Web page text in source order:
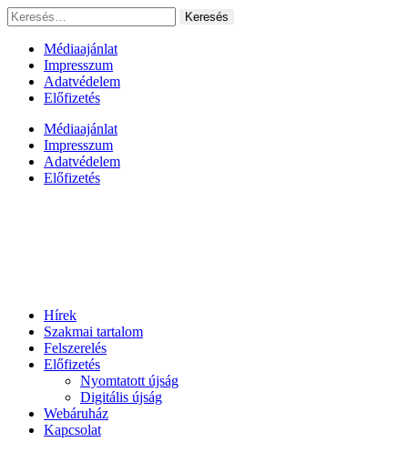
Ugrás
a
tartalomhoz
Keresés:
Médiaajánlat
Impresszum
Adatvédelem
Előfizetés
Médiaajánlat
Impresszum
Adatvédelem
Előfizetés
Hírek
Szakmai tartalom
Felszerelés
Előfizetés
Nyomtatott újság
Digitális újság
Webáruház
Kapcsolat